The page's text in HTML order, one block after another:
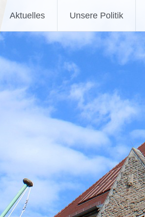
Aktuelles Unsere Politik